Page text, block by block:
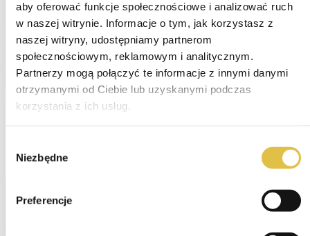
aby oferować funkcje społecznościowe i analizować ruch
w naszej witrynie. Informacje o tym, jak korzystasz z
naszej witryny, udostępniamy partnerom
społecznościowym, reklamowym i analitycznym.
Partnerzy mogą połączyć te informacje z innymi danymi
otrzymanymi od Ciebie lub uzyskanymi podczas
korzystania z ich usług.
zgody
Niezbędne
Preferencje